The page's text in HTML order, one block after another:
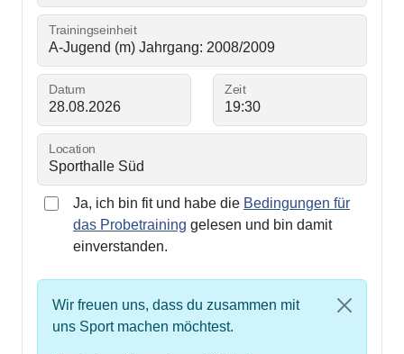
Trainingseinheit
Datum Zeit
Location
Ja, ich bin fit und habe die Bedingungen für
das Probetraining gelesen und bin damit
einverstanden.
Wir freuen uns, dass du zusammen mit
uns Sport machen möchtest.